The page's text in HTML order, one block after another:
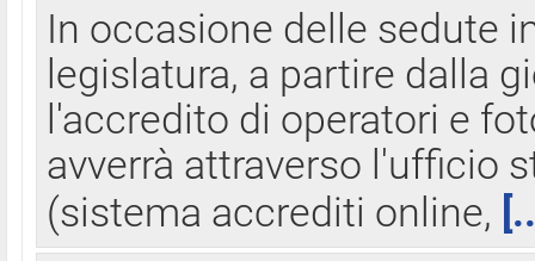
In occasione delle sedute
legislatura, a partire dalla
l'accredito di operatori e
avverrà attraverso l'ufficio
(sistema accrediti online,